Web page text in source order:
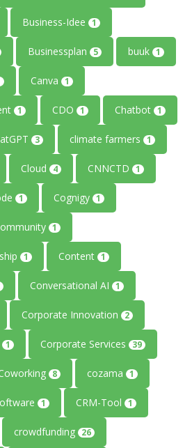
Business-Idee 1
Businessplan 5 buuk 1
Canva 1
1 CDO 1 Chatbot 1
3 climate farmers 1
Cloud 4 CNNCTD 1
1 Cognigy 1
1
1 Content 1
Conversational AI 1
Corporate Innovation 2
1 Corporate Services 39
8 cozama 1
1 CRM-Tool 1
crowdfunding 26